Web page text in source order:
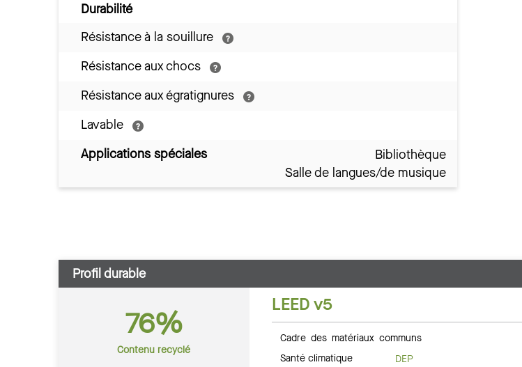
Durabilité
Résistance à la souillure
Résistance aux chocs
Résistance aux égratignures
Lavable
Applications spéciales
Bibliothèque
Salle de langues/de musique
Profil durable
76%
Contenu recyclé
LEED v5
Cadre des matériaux communs
Santé climatique
DEP